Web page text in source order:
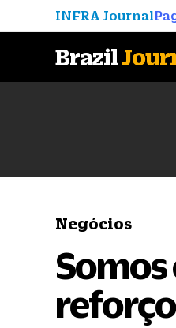
INFRA Journal
Brazil
Negócios
Somos